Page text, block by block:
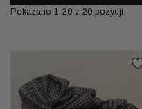
Pokazano 1-20 z 20 pozycji